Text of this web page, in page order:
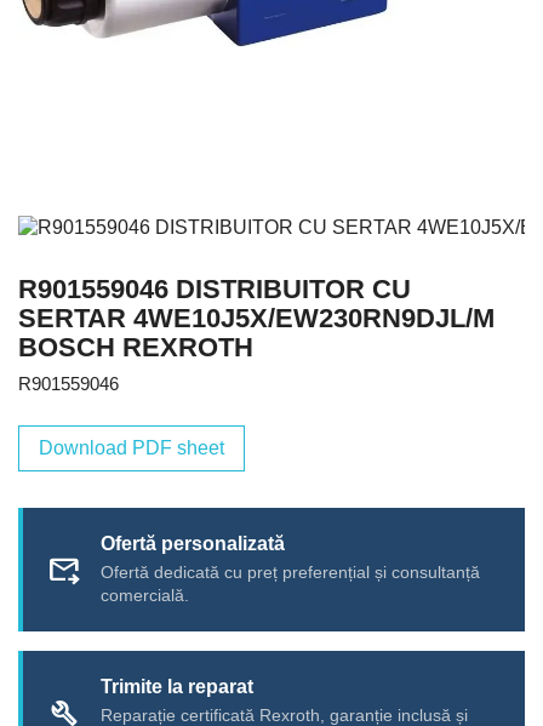
R901559046 DISTRIBUITOR CU
SERTAR 4WE10J5X/EW230RN9DJL/M
BOSCH REXROTH
R901559046
Download PDF sheet
forward_to_inbox
Ofertă personalizată
Ofertă dedicată cu preț preferențial și consultanță
comercială.
build
Trimite la reparat
Reparație certificată Rexroth, garanție inclusă și